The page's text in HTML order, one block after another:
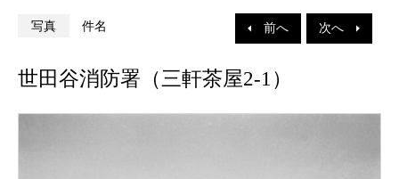
前へ 次へ
写真 件名
世田谷消防署（三軒茶屋2-1）